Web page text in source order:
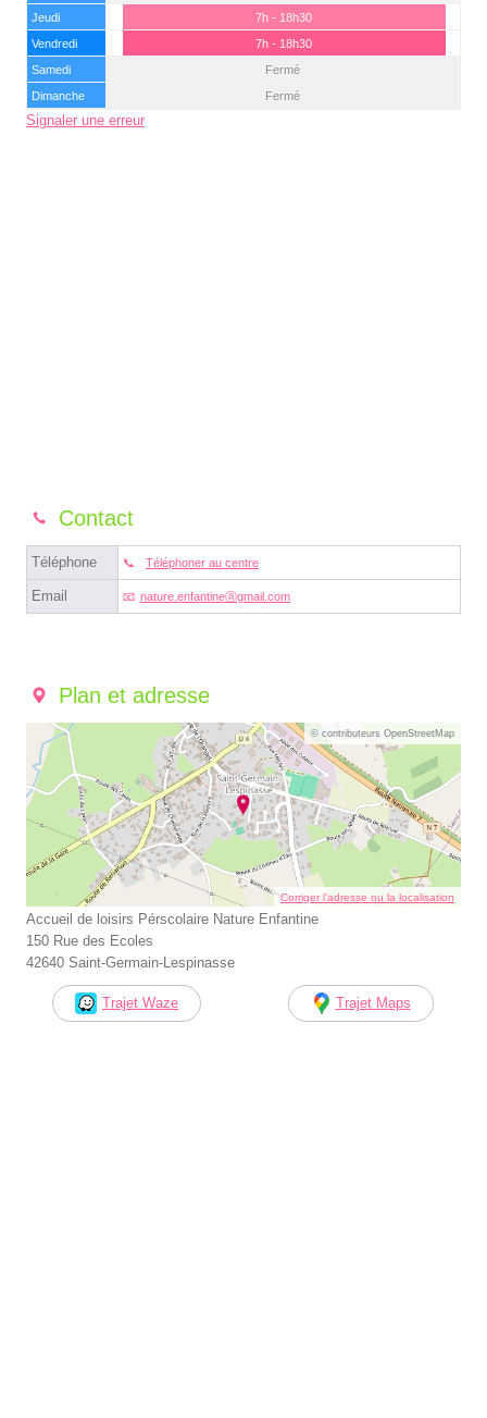
Jeudi
7h - 18h30
Vendredi
7h - 18h30
Samedi
Fermé
Dimanche
Fermé
Signaler une erreur
Contact
Téléphone Téléphoner au centre
Email nature.enfantineⓐgmail.com
Plan et adresse
© contributeurs OpenStreetMap
Corriger l’adresse ou la localisation
Accueil de loisirs Pérscolaire Nature Enfantine
150 Rue des Ecoles
42640 Saint-Germain-Lespinasse
Trajet Waze Trajet Maps